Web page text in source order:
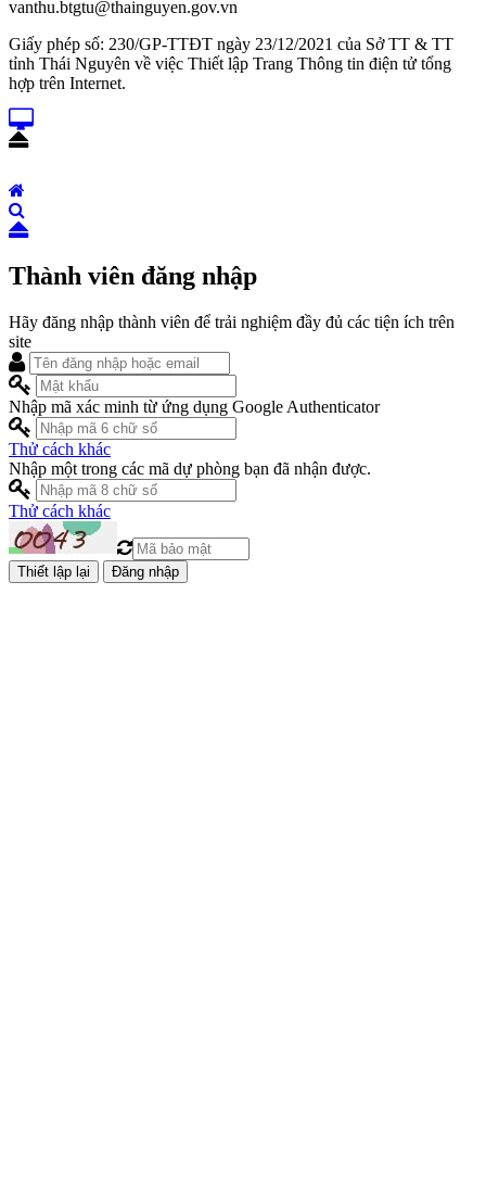
vanthu.btgtu@thainguyen.gov.vn
Giấy phép số: 230/GP-TTĐT ngày 23/12/2021 của Sở TT & TT
tỉnh Thái Nguyên về việc Thiết lập Trang Thông tin điện tử tổng
hợp trên Internet.
Thành viên đăng nhập
Hãy đăng nhập thành viên để trải nghiệm đầy đủ các tiện ích trên
site
Nhập mã xác minh từ ứng dụng Google Authenticator
Thử cách khác
Nhập một trong các mã dự phòng bạn đã nhận được.
Thử cách khác
Đăng nhập